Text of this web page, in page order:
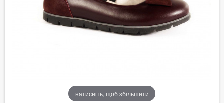
натисніть, щоб збільшити